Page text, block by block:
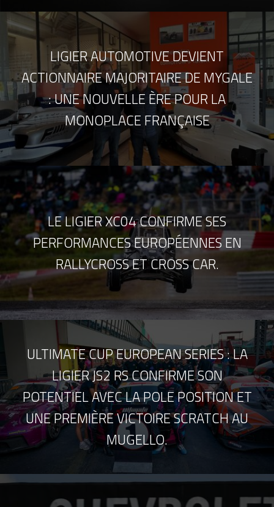
LIGIER AUTOMOTIVE DEVIENT
ACTIONNAIRE MAJORITAIRE DE MYGALE
: UNE NOUVELLE ÈRE POUR LA
MONOPLACE FRANÇAISE
LE LIGIER XC04 CONFIRME SES
PERFORMANCES EUROPÉENNES EN
RALLYCROSS ET CROSS CAR.
ULTIMATE CUP EUROPEAN SERIES : LA
LIGIER JS2 RS CONFIRME SON
POTENTIEL AVEC LA POLE POSITION ET
UNE PREMIÈRE VICTOIRE SCRATCH AU
MUGELLO.